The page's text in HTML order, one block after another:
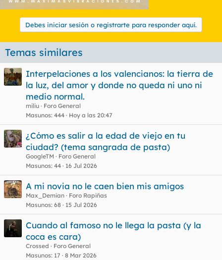
Debes iniciar sesión o registrarte para responder aquí.
Temas similares
Interpelaciones a los valencianos: la tierra de
la luz, del amor y donde no queda ni uno ni
medio normal.
miliu
Foro General
Masunos 444 Hoy a las 20:47
¿Cómo es salir a la edad de viejo en tu
ciudad? (tema sangrada de pasta)
GoogleTM
Foro General
Masunos 44 16 Jul 2026
A mi novia no le caen bien mis amigos
Max_Demian
Foro Rapiñas
Masunos 68 15 Jul 2026
Cuando al famoso no le llega la pasta (y la
coca es cara)
Crossed
Foro General
Masunos 17 8 Mar 2026